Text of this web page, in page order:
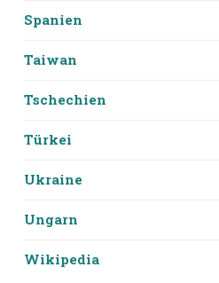
Spanien
Taiwan
Tschechien
Türkei
Ukraine
Ungarn
Wikipedia